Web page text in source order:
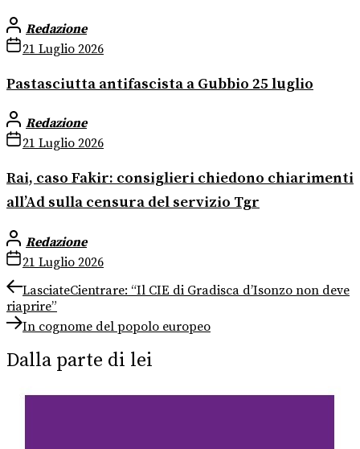
Redazione
21 Luglio 2026
Pastasciutta antifascista a Gubbio 25 luglio
Redazione
21 Luglio 2026
Rai, caso Fakir: consiglieri chiedono chiarimenti
all’Ad sulla censura del servizio Tgr
Redazione
21 Luglio 2026
Navigazione
articoli
Previous
post:
LasciateCientrare: “Il CIE di Gradisca d’Isonzo non deve
riaprire”
Next
post:
In cognome del popolo europeo
Dalla parte di lei